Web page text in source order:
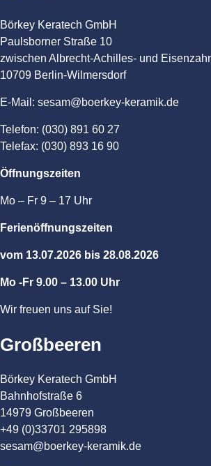
Börkey Keratech GmbH
Paulsborner Straße 10
zwischen Albrecht-Achilles- und
10709 Berlin-Wilmersdorf
E-Mail: sesam@boerkey-keramik.de
Telefon: (030) 891 60 27
Telefax: (030) 893 16 90
Öffnungszeiten
Mo – Fr 9 – 17 Uhr
Ferienöffnungszeiten
vom 13.07.2026 bis 28.08.2026
Mo -Fr 9.00 – 13.00 Uhr
Wir freuen uns auf Sie!
Großbeeren
Börkey Keratech GmbH
Bahnhofstraße 6
14979 Großbeeren
+49 (0)33701 295898
sesam@boerkey-keramik.de